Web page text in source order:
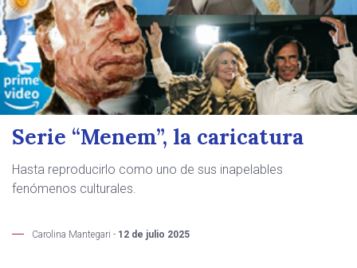
Serie “Menem”, la caricatura
Hasta reproducirlo como uno de sus inapelables
fenómenos culturales.
Carolina Mantegari - 12 de julio 2025